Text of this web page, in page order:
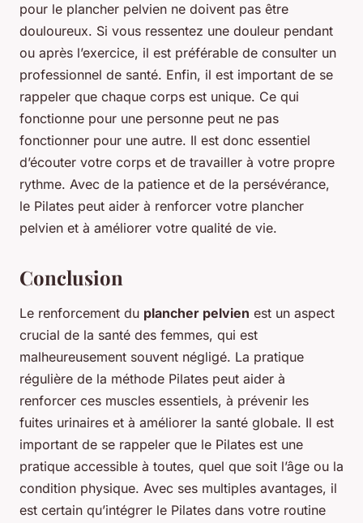
pour le plancher pelvien ne doivent pas être
douloureux. Si vous ressentez une douleur pendant
ou après l’exercice, il est préférable de consulter un
professionnel de santé. Enfin, il est important de se
rappeler que chaque corps est unique. Ce qui
fonctionne pour une personne peut ne pas
fonctionner pour une autre. Il est donc essentiel
d’écouter votre corps et de travailler à votre propre
rythme. Avec de la patience et de la persévérance,
le Pilates peut aider à renforcer votre plancher
pelvien et à améliorer votre qualité de vie.
Conclusion
Le renforcement du plancher pelvien est un aspect
crucial de la santé des femmes, qui est
malheureusement souvent négligé. La pratique
régulière de la méthode Pilates peut aider à
renforcer ces muscles essentiels, à prévenir les
fuites urinaires et à améliorer la santé globale. Il est
important de se rappeler que le Pilates est une
pratique accessible à toutes, quel que soit l’âge ou la
condition physique. Avec ses multiples avantages, il
est certain qu’intégrer le Pilates dans votre routine